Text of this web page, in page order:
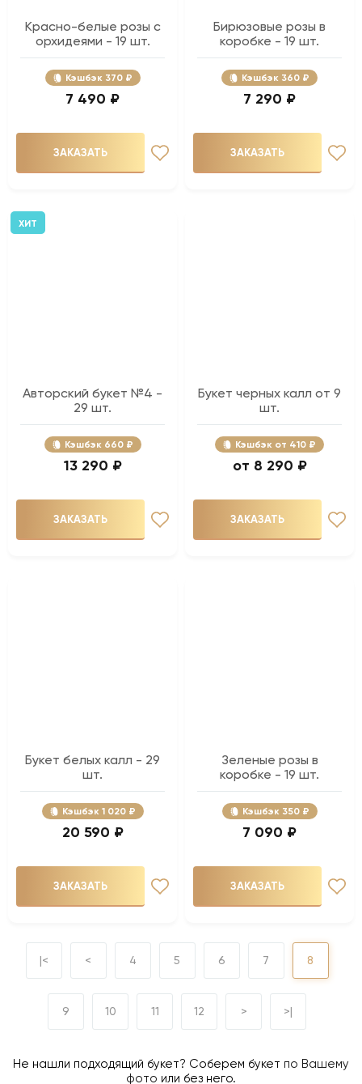
Красно-белые розы с
орхидеями - 19 шт.
Кэшбэк 370 ₽
7 490 ₽
ЗАКАЗАТЬ
Бирюзовые розы в
коробке - 19 шт.
Кэшбэк 360 ₽
7 290 ₽
ЗАКАЗАТЬ
ХИТ
Авторский букет №4 -
29 шт.
Кэшбэк 660 ₽
13 290 ₽
ЗАКАЗАТЬ
Букет черных калл от 9
шт.
Кэшбэк 410 ₽
8 290 ₽
ЗАКАЗАТЬ
Букет белых калл - 29
шт.
Кэшбэк 1 020 ₽
20 590 ₽
ЗАКАЗАТЬ
Зеленые розы в
коробке - 19 шт.
Кэшбэк 350 ₽
7 090 ₽
ЗАКАЗАТЬ
|< < 4 5 6 7 8
9 10 11 12 > >|
Не нашли подходящий букет? Соберем букет по Вашему
фото или без него.